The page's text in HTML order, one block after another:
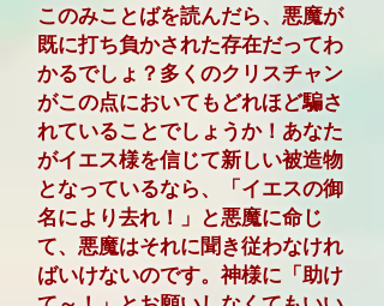
このみことばを読んだら、悪魔が
既に打ち負かされた存在だってわ
かるでしょ？多くのクリスチャン
がこの点においてもどれほど騙さ
れていることでしょうか！あなた
がイエス様を信じて新しい被造物
となっているなら、「イエスの御
名により去れ！」と悪魔に命じ
て、悪魔はそれに聞き従わなけれ
ばいけないのです。神様に「助け